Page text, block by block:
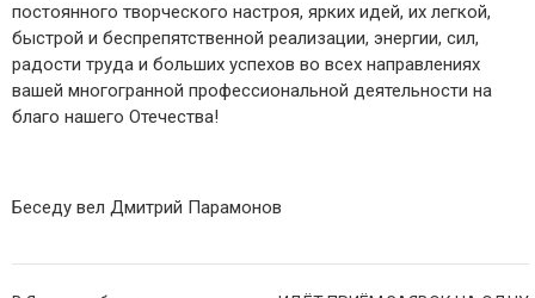
постоянного творческого настроя, ярких идей, их легкой,
быстрой и беспрепятственной реализации, энергии, сил,
радости труда и больших успехов во всех направлениях
вашей многогранной профессиональной деятельности на
благо нашего Отечества!
Беседу вел Дмитрий Парамонов